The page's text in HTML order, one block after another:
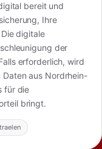
bereit und
Ihre
digitale
der
erforderlich, wird
aus Nordrhein-
für die
bringt.